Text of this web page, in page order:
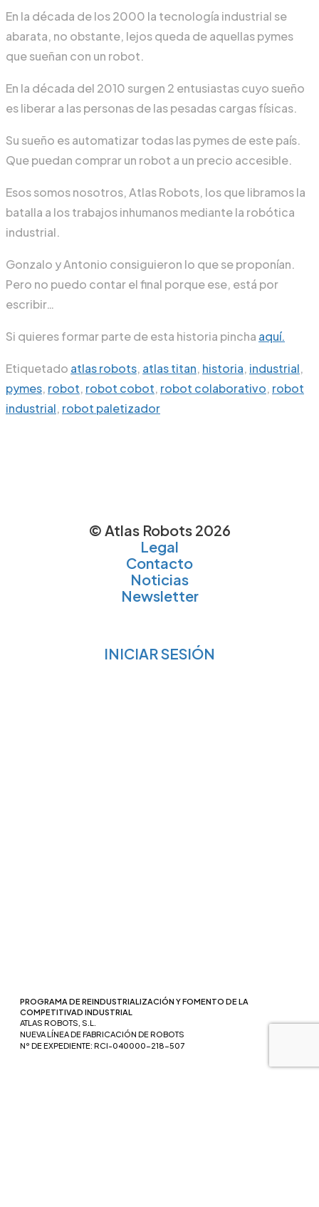
En la década de los 2000 la tecnología industrial se
abarata, no obstante, lejos queda de aquellas pymes
que sueñan con un robot.
En la década del 2010 surgen 2 entusiastas cuyo sueño
es liberar a las personas de las pesadas cargas físicas.
Su sueño es automatizar todas las pymes de este país.
Que puedan comprar un robot a un precio accesible.
Esos somos nosotros, Atlas Robots, los que libramos la
batalla a los trabajos inhumanos mediante la robótica
industrial.
Gonzalo y Antonio consiguieron lo que se proponían.
Pero no puedo contar el final porque ese, está por
escribir…
Si quieres formar parte de esta historia pincha aquí.
Etiquetado atlas robots, atlas titan, historia, industrial,
pymes, robot, robot cobot, robot colaborativo, robot
industrial, robot paletizador
© Atlas Robots 2026
Legal
Contacto
Noticias
Newsletter
INICIAR SESIÓN
PROGRAMA DE REINDUSTRIALIZACIÓN Y FOMENTO DE LA
COMPETITIVAD INDUSTRIAL
ATLAS ROBOTS, S.L.
NUEVA LÍNEA DE FABRICACIÓN DE ROBOTS
Nº DE EXPEDIENTE: RCI-040000-218-507